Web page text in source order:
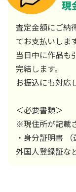
現
査定金額にご納
てお支払いします
当日中に作品も
完結します。
お振込にも対応
＜必要書類＞
※現住所が記載
・身分証明書
外国人登録証な